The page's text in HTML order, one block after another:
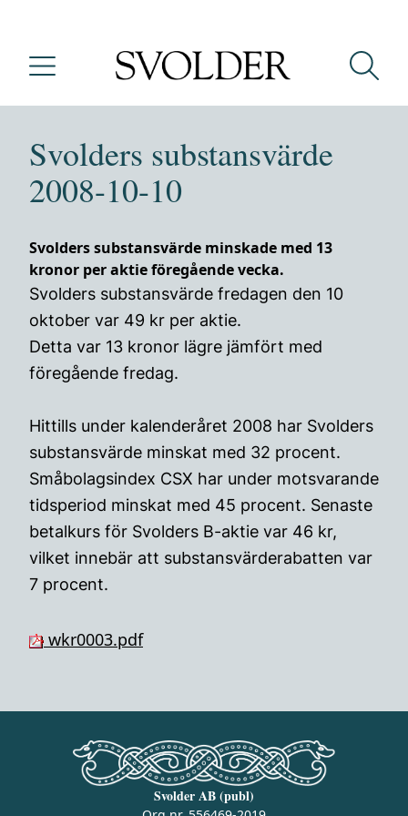
Svolders substansvärde
2008-10-10
Svolders substansvärde minskade med 13
kronor per aktie föregående vecka.
Svolders substansvärde fredagen den 10
oktober var 49 kr per aktie.
Detta var 13 kronor lägre jämfört med
föregående fredag.
Hittills under kalenderåret 2008 har Svolders
substansvärde minskat med 32 procent.
Småbolagsindex CSX har under motsvarande
tidsperiod minskat med 45 procent. Senaste
betalkurs för Svolders B-aktie var 46 kr,
vilket innebär att substansvärderabatten var
7 procent.
wkr0003.pdf
Svolder AB (publ)